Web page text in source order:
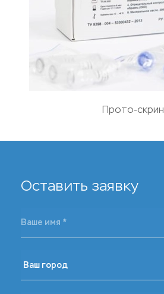
Прото-скрин
Оставить заявку